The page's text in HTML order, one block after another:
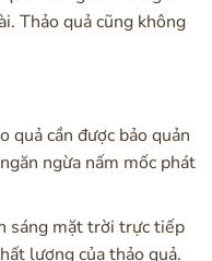
Thảo quả cũng không
quả cần được bảo quản
ngừa nấm mốc phát
sáng mặt trời trực tiếp
lượng của thảo quả.